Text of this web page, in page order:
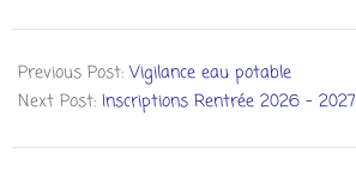
Previous Post:Vigilance eau potable
Next Post: Inscriptions Rentrée 2026 – 2027